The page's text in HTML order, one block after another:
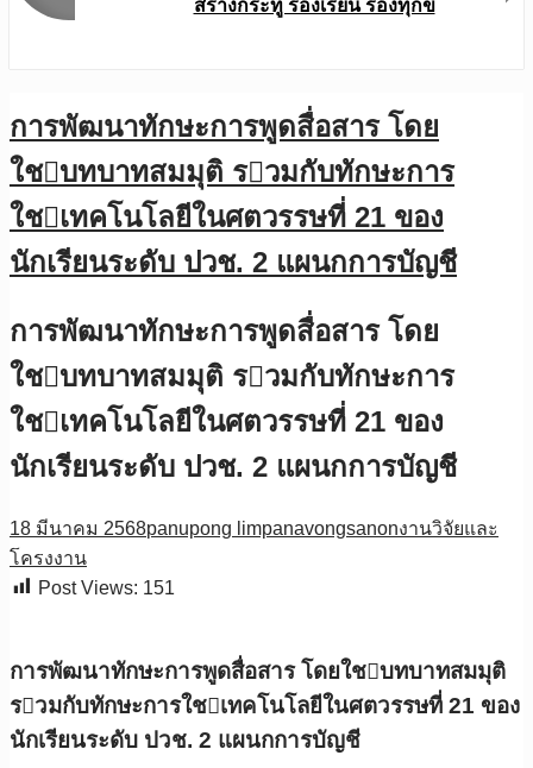
สร้างกระทู้ ร้องเรียน ร้องทุกข์
การพัฒนาทักษะการพูดสื่อสาร โดย
ใชบทบาทสมมุติ รวมกับทักษะการ
ใชเทคโนโลยีในศตวรรษที่ 21 ของ
นักเรียนระดับ ปวช. 2 แผนกการบัญชี
การพัฒนาทักษะการพูดสื่อสาร โดย
ใชบทบาทสมมุติ รวมกับทักษะการ
ใชเทคโนโลยีในศตวรรษที่ 21 ของ
นักเรียนระดับ ปวช. 2 แผนกการบัญชี
18 มีนาคม 2568panupong limpanavongsanonงานวิจัยและ
โครงงาน
Post Views: 151
การพัฒนาทักษะการพูดสื่อสาร โดยใชบทบาทสมมุติ
รวมกับทักษะการใชเทคโนโลยีในศตวรรษที่ 21 ของ
นักเรียนระดับ ปวช. 2 แผนกการบัญชี